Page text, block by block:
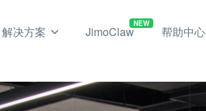
解决方案 JimoClaw
NEW
帮助中心